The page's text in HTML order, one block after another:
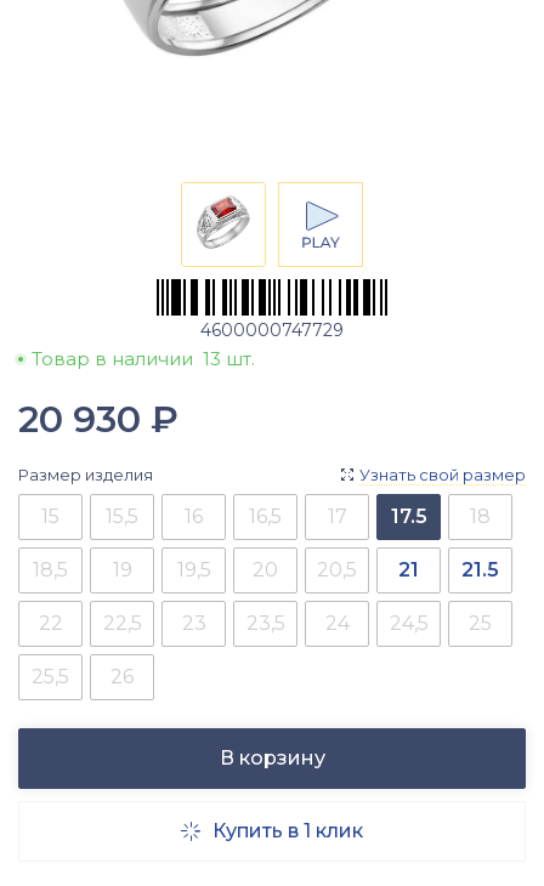
4600000747729
Товар в наличии 13 шт.
20 930 ₽
Размер изделия  Узнать свой размер
15 15,5 16 16,5 17 17.5 18
18,5 19 19,5 20 20,5 21 21.5
22 22,5 23 23,5 24 24,5 25
25,5 26
В корзину
 Купить в 1 клик